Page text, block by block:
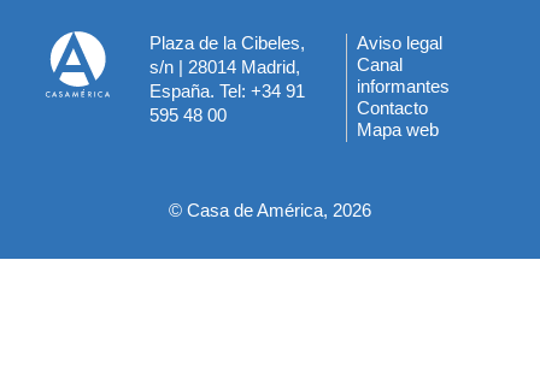
Plaza de la Cibeles,
s/n | 28014 Madrid,
España. Tel: +34 91
595 48 00
Menú
del
pie
Aviso legal
Canal
informantes
Contacto
Mapa web
© Casa de América, 2026